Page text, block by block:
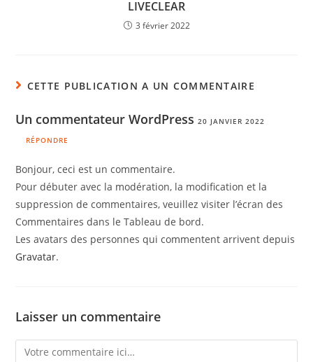
LIVECLEAR
3 février 2022
CETTE PUBLICATION A UN COMMENTAIRE
Un commentateur WordPress 20 JANVIER 2022
RÉPONDRE
Bonjour, ceci est un commentaire.
Pour débuter avec la modération, la modification et la
suppression de commentaires, veuillez visiter l’écran des
Commentaires dans le Tableau de bord.
Les avatars des personnes qui commentent arrivent depuis
Gravatar.
Laisser un commentaire